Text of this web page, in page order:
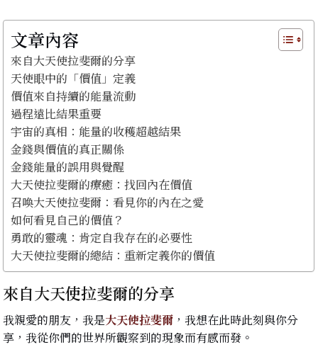
文章內容
來自大天使拉斐爾的分享
天使眼中的「價值」定義
價值來自持續的能量流動
過程遠比結果重要
宇宙的真相：能量的收穫超越結果
金錢與價值的真正關係
金錢能量的誤用與覺醒
大天使拉斐爾的療癒：找回內在價值
召喚大天使拉斐爾：看見你的內在之愛
如何看見自己的價值？
勇敢的靈魂：肯定自我存在的必要性
大天使拉斐爾的總結：重新定義你的價值
來自大天使拉斐爾的分享
我親愛的朋友，我是大天使拉斐爾 ，我想在此時此刻與你分
享，我從你們的世界所觀察到的現象而有感而發。